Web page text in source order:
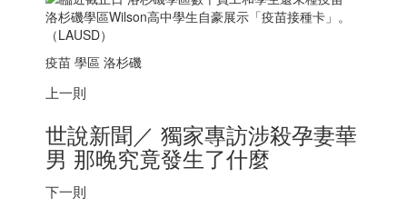
洛杉磯學區Wilson高中學生自豪展示「疫苗接種卡」。
（LAUSD）
疫苗 學區 洛杉磯
上一則
世說新聞／ 獨家專訪涉殺孕妻華
男 那晚究竟發生了什麼
下一則